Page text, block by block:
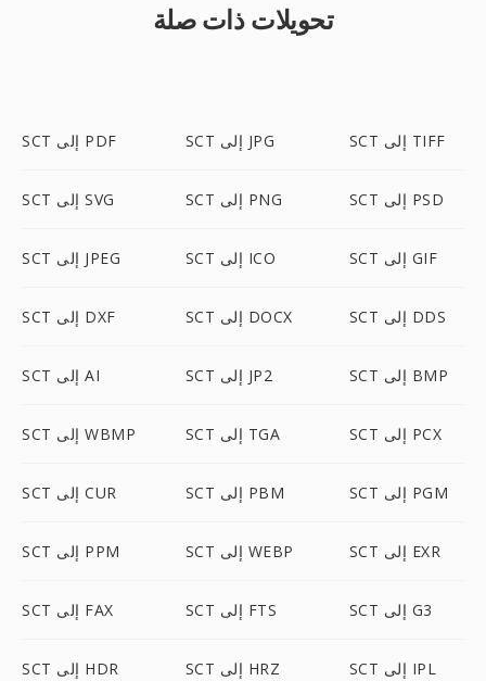
تحويلات ذات صلة
SCT إلى PDF SCT إلى JPG SCT إلى TIFF
SCT إلى SVG SCT إلى PNG SCT إلى PSD
SCT إلى JPEG SCT إلى ICO SCT إلى GIF
SCT إلى DXF SCT إلى DOCX SCT إلى DDS
SCT إلى AI SCT إلى JP2 SCT إلى BMP
SCT إلى WBMP SCT إلى TGA SCT إلى PCX
SCT إلى CUR SCT إلى PBM SCT إلى PGM
SCT إلى PPM SCT إلى WEBP SCT إلى EXR
SCT إلى FAX SCT إلى FTS SCT إلى G3
SCT إلى HDR SCT إلى HRZ SCT إلى IPL